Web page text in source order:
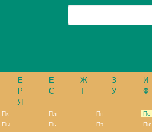
Е Ё Ж З И
Р С Т У Ф
Я
Пк Пл Пн По
Пы Пь Пэ Пю